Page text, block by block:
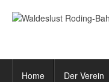
Home Der Verein